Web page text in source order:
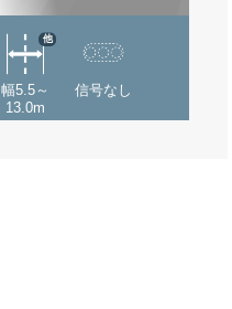
幅5.5～
13.0m
他
信号なし